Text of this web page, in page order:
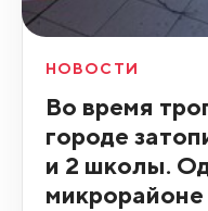
НОВОСТИ
Во время
городе
и 2 школы.